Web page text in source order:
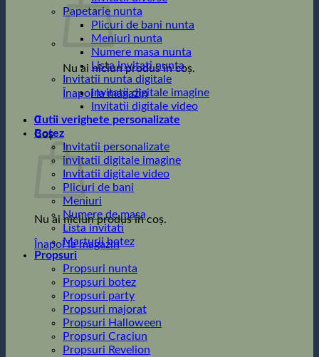
Nu ai niciun produs în coș.
Înapoi la magazin
0
Coș
Nu ai niciun produs în coș.
Înapoi la magazin
Papetarie nunta
Plicuri de bani nunta
Meniuri nunta
Numere masa nunta
Lista invitati nunta
Invitatii nunta digitale
Invitatii digitale imagine
Invitatii digitale video
Cutii verighete personalizate
Botez
Invitatii personalizate
invitatii digitale imagine
Invitatii digitale video
Plicuri de bani
Meniuri
Numere de masa
Lista invitati
Marturii botez
Propsuri
Propsuri nunta
Propsuri botez
Propsuri party
Propsuri majorat
Propsuri Halloween
Propsuri Craciun
Propsuri Revelion